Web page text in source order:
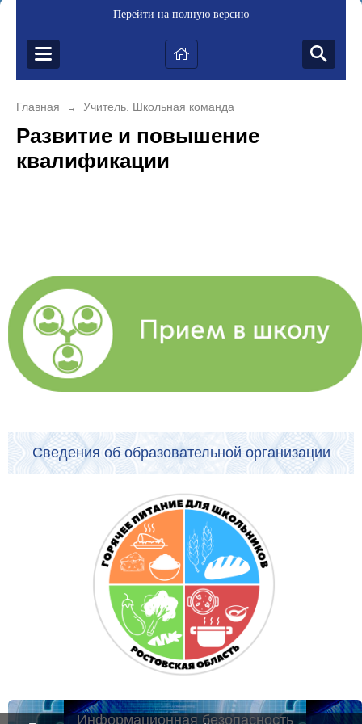
Перейти на полную версию
Главная → Учитель. Школьная команда
Развитие и повышение
квалификации
Сведения об образовательной организации
Информационная безопасность